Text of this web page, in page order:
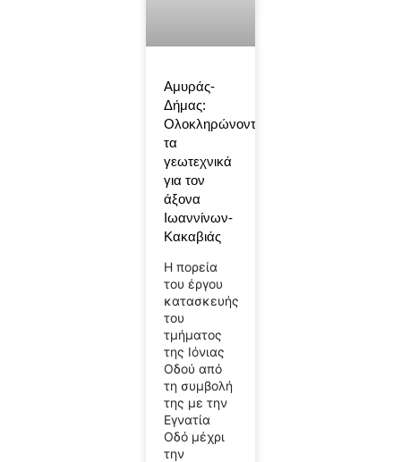
Αμυράς-
Δήμας:
Ολοκληρώνονται
τα
γεωτεχνικά
για τον
άξονα
Ιωαννίνων-
Κακαβιάς
Η πορεία
του έργου
κατασκευής
του
τμήματος
της Ιόνιας
Οδού από
τη συμβολή
της με την
Εγνατία
Οδό μέχρι
την